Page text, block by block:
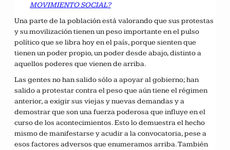
MOVIMIENTO SOCIAL?
Una parte de la población está valorando que sus protestas
y su movilización tienen un peso importante en el pulso
político que se libra hoy en el país, porque sienten que
tienen un poder propio, un poder desde abajo, distinto a
aquellos poderes que vienen de arriba.
Las gentes no han salido sólo a apoyar al gobierno; han
salido a protestar contra el peso que aún tiene el régimen
anterior, a exigir sus viejas y nuevas demandas y a
demostrar que son una fuerza poderosa que influye en el
curso de los acontecimientos. Esto lo demuestra el hecho
mismo de manifestarse y acudir a la convocatoria, pese a
esos factores adversos que enumeramos arriba. También